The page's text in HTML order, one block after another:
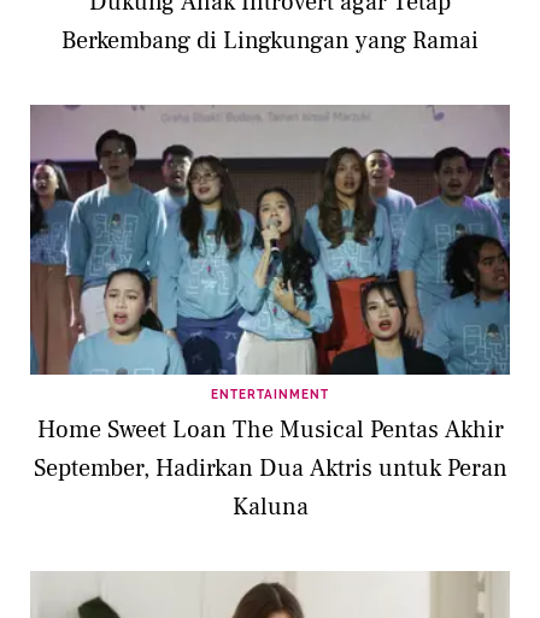
Berkembang di Lingkungan yang Ramai
ENTERTAINMENT
Home Sweet Loan The Musical Pentas Akhir
September, Hadirkan Dua Aktris untuk Peran
Kaluna